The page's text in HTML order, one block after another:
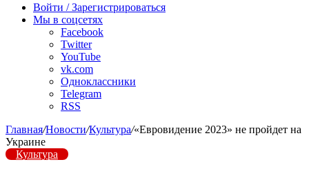
радио
Войти / Зарегистрироваться
Мы в соцсетях
Facebook
Twitter
YouTube
vk.com
Одноклассники
Telegram
RSS
Главная/Новости/Культура/«Евровидение 2023» не пройдет на
Украине
Культура